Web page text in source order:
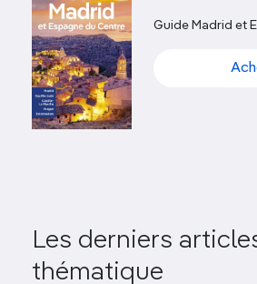
Guide Madrid et
Les derniers
thématique